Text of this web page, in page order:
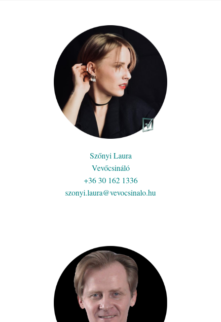
Szőnyi Laura
Vevőcsináló
+36 30 162 1336
szonyi.laura@vevocsinalo.hu